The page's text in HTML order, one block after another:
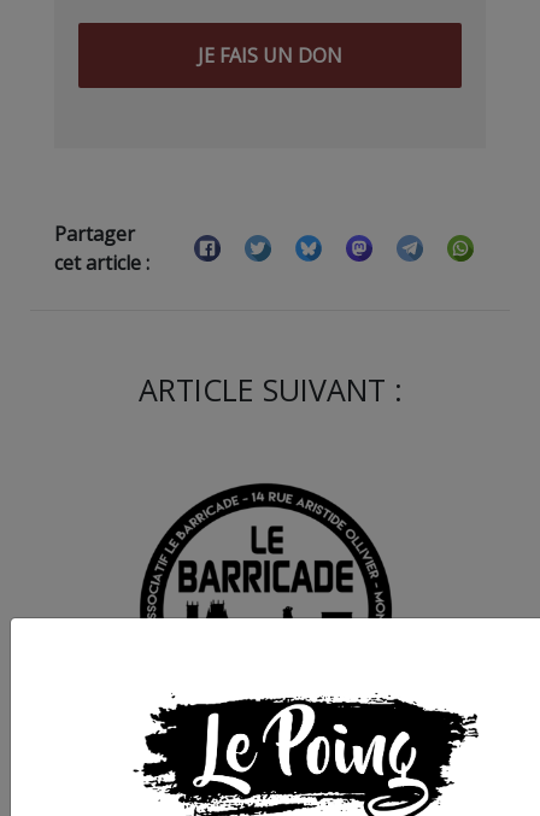
JE FAIS UN DON
Partager
cet article :
ARTICLE SUIVANT :
Montpellier : "Eat the
rich" au Barricade,
cantine populaire et
débats politiques